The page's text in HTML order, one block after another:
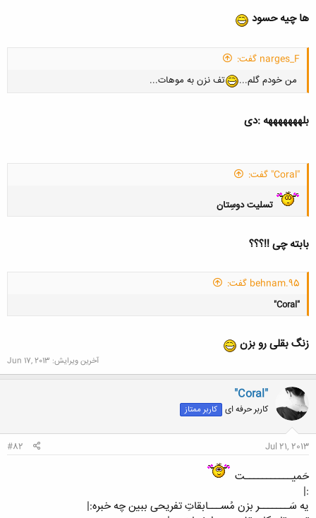
کلیک کنید تا باز شود...
ها چیه حسود
narges_F گفت:
من خودم گلم...
تف نزن به موهات...
بلهههههههه :دی
"Coral" گفت:
تسلیت دوسِتان
بابته چی !!؟؟؟
behnam.95 گفت:
"Coral"
زنگ بقلی رو بزن
آخرین ویرایش: Jun 17, 2013
"Coral"
کاربر حرفه ای کاربر ممتاز
Jul 21, 2013
#82
حَمیـــــــــــت
:|
یه سَـــــــر بزن مُســـابقاتِ تفریحی ببین چه خبره:|